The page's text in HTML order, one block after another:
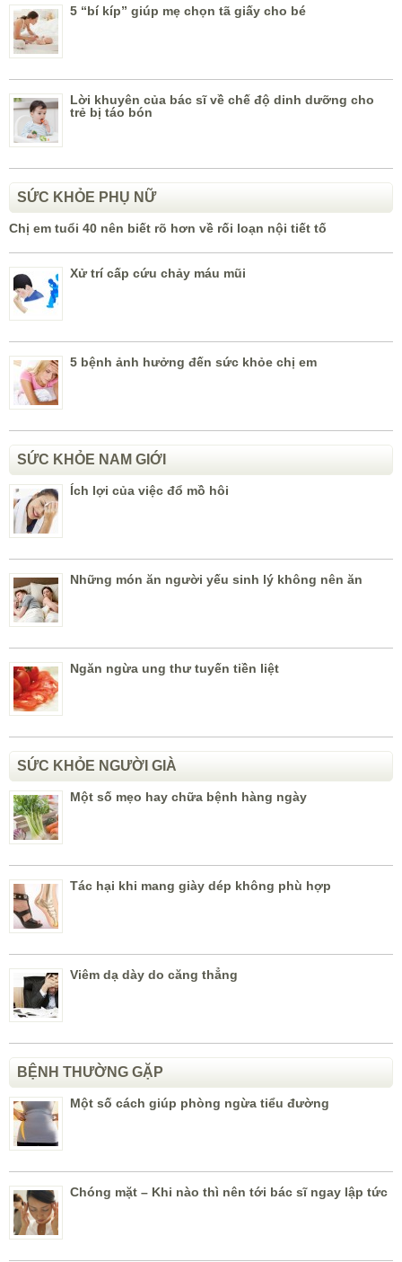
5 “bí kíp” giúp mẹ chọn tã giấy cho bé
Lời khuyên của bác sĩ về chế độ dinh dưỡng cho
trẻ bị táo bón
SỨC KHỎE PHỤ NỮ
Chị em tuổi 40 nên biết rõ hơn về rối loạn nội tiết tố
Xử trí cấp cứu chảy máu mũi
5 bệnh ảnh hưởng đến sức khỏe chị em
SỨC KHỎE NAM GIỚI
Ích lợi của việc đổ mồ hôi
Những món ăn người yếu sinh lý không nên ăn
Ngăn ngừa ung thư tuyến tiền liệt
SỨC KHỎE NGƯỜI GIÀ
Một số mẹo hay chữa bệnh hàng ngày
Tác hại khi mang giày dép không phù hợp
Viêm dạ dày do căng thẳng
BỆNH THƯỜNG GẶP
Một số cách giúp phòng ngừa tiểu đường
Chóng mặt – Khi nào thì nên tới bác sĩ ngay lập tức